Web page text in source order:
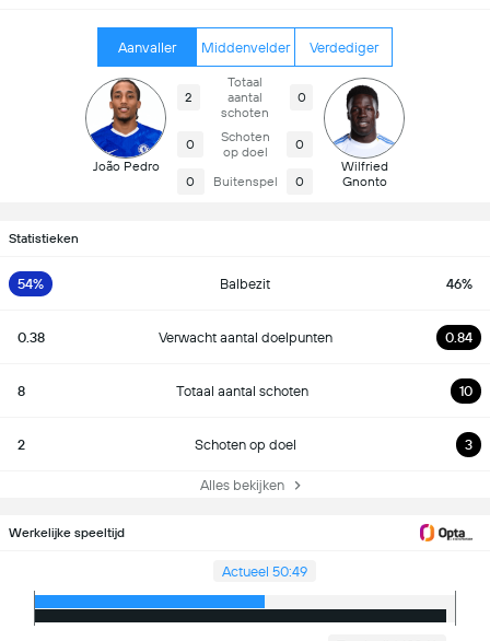
Aanvaller Middenvelder Verdediger
João Pedro
2
Totaal
aantal
schoten
0
0
Schoten
op doel
0
0 Buitenspel 0
Wilfried
Gnonto
Statistieken
54% Balbezit 46%
0.38 Verwacht aantal doelpunten 0.84
8 Totaal aantal schoten 10
2 Schoten op doel 3
Alles bekijken
Werkelijke speeltijd
Actueel 50:49